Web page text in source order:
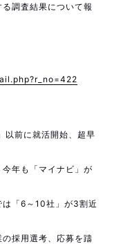
調査結果について報
以前に就活開始、超早
年も「マイナビ」が
は「6～10社」が3割近
採用選考、応募を躊